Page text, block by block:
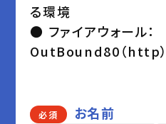
る環境
● ファイアウォール：
OutBound80（http
必須 お名前